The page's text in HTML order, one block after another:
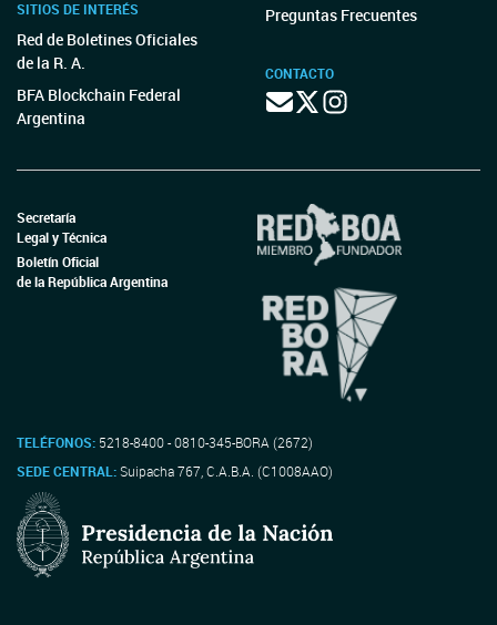
SITIOS DE INTERÉS
Red de Boletines Oficiales
de la R. A.
BFA Blockchain Federal
Argentina
Preguntas Frecuentes
CONTACTO
Secretaría
Legal y Técnica
Boletín Oficial
de la República Argentina
TELÉFONOS: 5218-8400 - 0810-345-BORA (2672)
SEDE CENTRAL:Suipacha 767, C.A.B.A. (C1008AAO)